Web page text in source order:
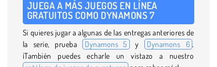
JUEGA A MÁS JUEGOS EN LÍNEA
GRATUITOS COMO DYNAMONS 7
Si quieres jugar a algunas de las entregas anteriores de
la serie, prueba Dynamons 5 y Dynamons 6 .
¡También puedes echarle un vistazo a nuestro